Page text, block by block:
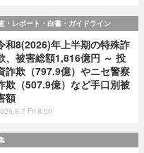
・レポート・白書・ガイドライン
和8(2026)年上半期の特殊詐
、被害総額1,816億円 ～ 投
詐欺（797.9億）やニセ警察
欺（507.9億）など手口別被
額
Fri 8:00